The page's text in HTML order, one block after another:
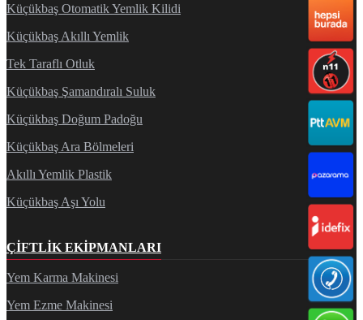
Küçükbaş Otomatik Yemlik Kilidi
Küçükbaş Akıllı Yemlik
Tek Taraflı Otluk
Küçükbaş Şamandıralı Suluk
Küçükbaş Doğum Padoğu
Küçükbaş Ara Bölmeleri
Akıllı Yemlik Plastik
Küçükbaş Aşı Yolu
ÇIFTLIK EKIPMANLARI
Yem Karma Makinesi
Yem Ezme Makinesi